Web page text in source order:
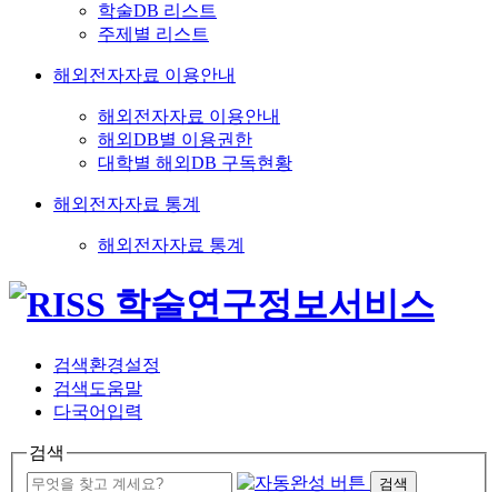
학술DB 리스트
주제별 리스트
해외전자자료 이용안내
해외전자자료 이용안내
해외DB별 이용권한
대학별 해외DB 구독현황
해외전자자료 통계
해외전자자료 통계
검색환경설정
검색도움말
다국어입력
검색
검색